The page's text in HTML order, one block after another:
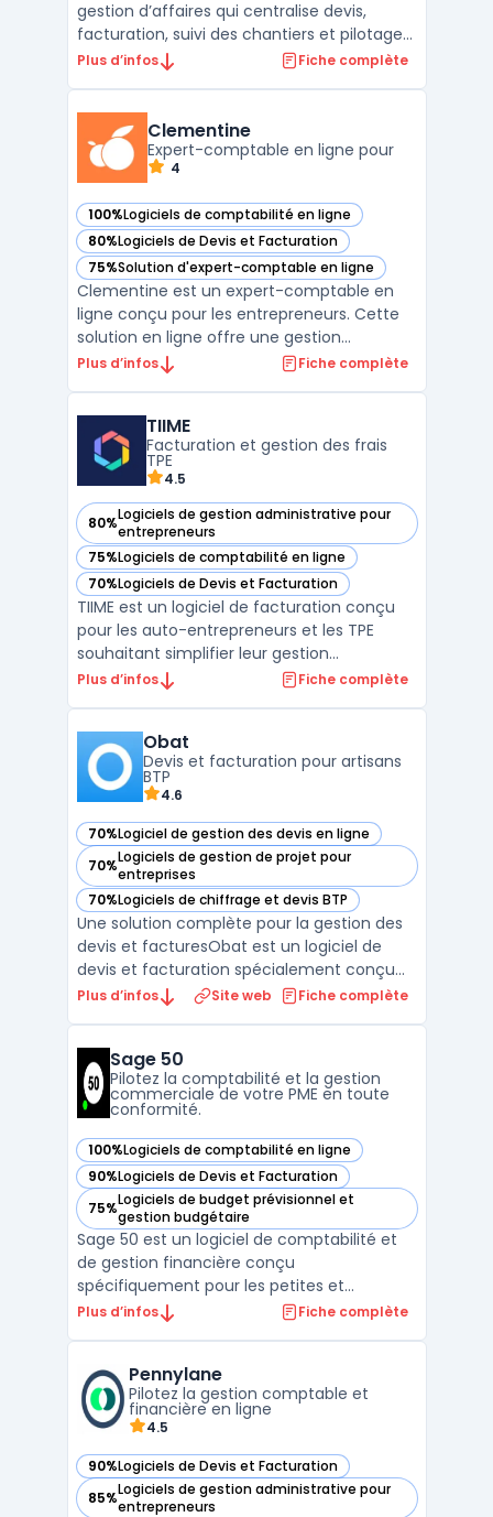
gestion d’affaires qui centralise devis,
facturation, suivi des chantiers et pilotage
financier au sein d’un erp btp accessible en
et reporting, avec une approche conçue
pour ...
Plus d’infos Fiche complète
Clementine
Expert-comptable en ligne pour
4
100%Logiciels de comptabilité en ligne
— voir Clementine dans cette catégorie
80%Logiciels de Devis et Facturation
— voir Clementine dans cette catégorie
75%Solution d'expert-comptable en ligne
— voir Clementine dans cette catégorie
Clementine est un expert-comptable en
ligne conçu pour les entrepreneurs. Cette
solution en ligne offre une gestion
comptable simplifiée, permettant la
la création de bilans comptables certifiés.
Fort de plus de ...
Plus d’infos Fiche complète
TIIME
Facturation et gestion des frais
TPE
4.5
80%Logiciels de gestion administrative pour
entrepreneurs
— voir TIIME dans cette catégorie
75%Logiciels de comptabilité en ligne
— voir TIIME dans cette catégorie
70%Logiciels de Devis et Facturation
— voir TIIME dans cette catégorie
TIIME est un logiciel de facturation conçu
pour les auto-entrepreneurs et les TPE
souhaitant simplifier leur gestion
administrative. Cette solution permet de
conformité légale des documents émis.
Grâce à son interface intui ...
Plus d’infos Fiche complète
Obat
Devis et facturation pour artisans
BTP
4.6
70%Logiciel de gestion des devis en ligne
— voir Obat dans cette catégorie
70%Logiciels de gestion de projet pour
entreprises
— voir Obat dans cette catégorie
70%Logiciels de chiffrage et devis BTP
— voir Obat dans cette catégorie
Une solution complète pour la gestion des
devis et facturesObat est un logiciel de
devis et facturation spécialement conçu
pour les artisans et les entreprises du BTP. Il
en garantissant une gestion fluide et
efficace ...
Plus d’infos Site web Fiche complète
Sage 50
Pilotez la comptabilité et la gestion
commerciale de votre PME en toute
conformité.
100%Logiciels de comptabilité en ligne
— voir Sage 50 dans cette catégorie
90%Logiciels de Devis et Facturation
— voir Sage 50 dans cette catégorie
75%Logiciels de budget prévisionnel et
gestion budgétaire
— voir Sage 50 dans cette catégorie
Sage 50 est un logiciel de comptabilité et
de gestion financière conçu
spécifiquement pour les petites et
moyennes entreprises. Avec ses
fournisseurs, la gestion des stocks, la
Plus d’infos Fiche complète
Pennylane
Pilotez la gestion comptable et
financière en ligne
4.5
90%Logiciels de Devis et Facturation
— voir Pennylane dans cette catégorie
85%Logiciels de gestion administrative pour
entrepreneurs
— voir Pennylane dans cette catégorie